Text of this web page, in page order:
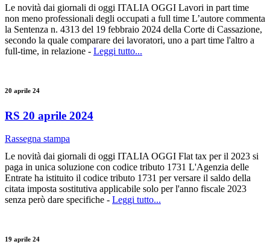
Le novità dai giornali di oggi ITALIA OGGI Lavori in part time
non meno professionali degli occupati a full time L’autore commenta
la Sentenza n. 4313 del 19 febbraio 2024 della Corte di Cassazione,
secondo la quale comparare dei lavoratori, uno a part time l'altro a
full-time, in relazione - Leggi tutto...
20 aprile 24
RS 20 aprile 2024
Rassegna stampa
Le novità dai giornali di oggi ITALIA OGGI Flat tax per il 2023 si
paga in unica soluzione con codice tributo 1731 L'Agenzia delle
Entrate ha istituito il codice tributo 1731 per versare il saldo della
citata imposta sostitutiva applicabile solo per l'anno fiscale 2023
senza però dare specifiche - Leggi tutto...
19 aprile 24